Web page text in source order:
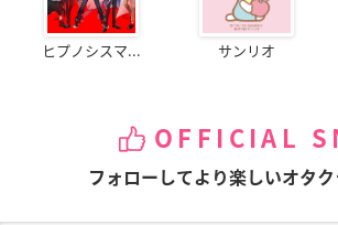
ヒプノシスマ... サンリオ
OFFICIAL
フォローしてより楽しいオタク